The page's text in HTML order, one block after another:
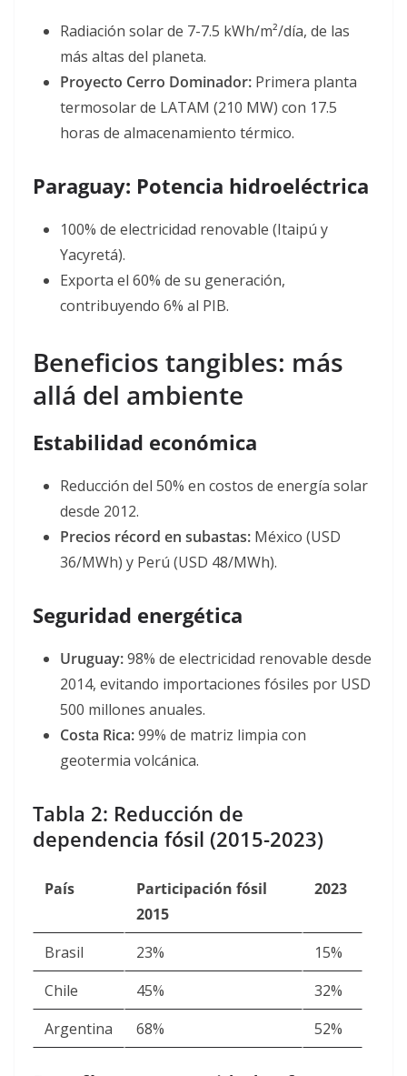
Radiación solar de 7-7.5 kWh/m²/día, de las
más altas del planeta.
Proyecto Cerro Dominador: Primera planta
termosolar de LATAM (210 MW) con 17.5
horas de almacenamiento térmico.
Paraguay: Potencia hidroeléctrica
100% de electricidad renovable (Itaipú y
Yacyretá).
Exporta el 60% de su generación,
contribuyendo 6% al PIB.
Beneficios tangibles: más
allá del ambiente
Estabilidad económica
Reducción del 50% en costos de energía solar
desde 2012.
Precios récord en subastas: México (USD
36/MWh) y Perú (USD 48/MWh).
Seguridad energética
Uruguay:98% de electricidad renovable desde
2014, evitando importaciones fósiles por USD
500 millones anuales.
Costa Rica:99% de matriz limpia con
geotermia volcánica.
Tabla 2: Reducción de
dependencia fósil (2015-2023)
País
Participación fósil
2015
2023
Brasil 23%
15%
Chile
45%
32%
Argentina
68% 52%